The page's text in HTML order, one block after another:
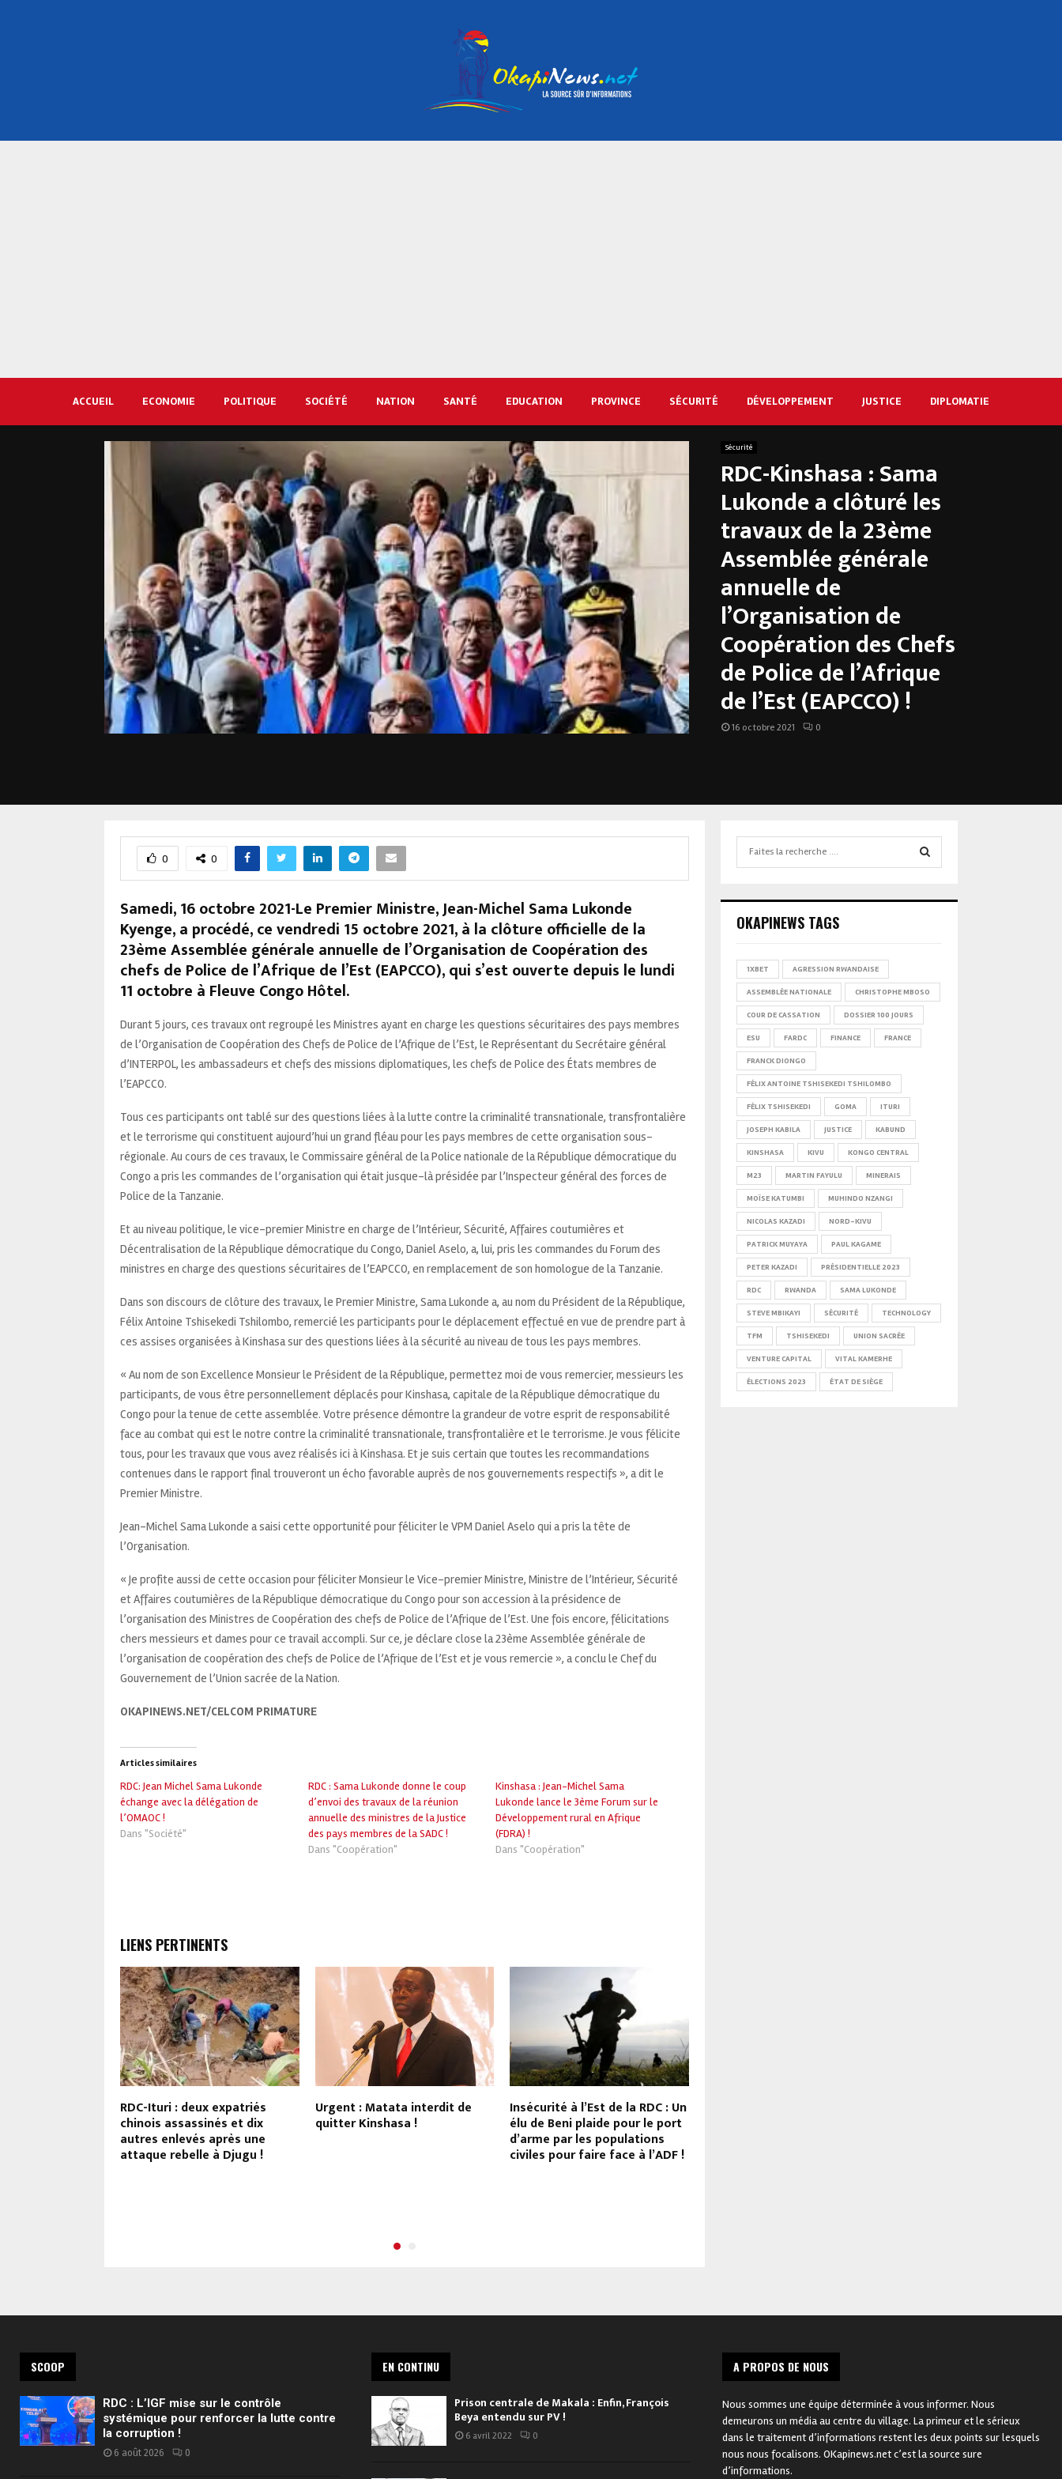
ACCUEIL ECONOMIE POLITIQUE SOCIÉTÉ NATION SANTÉ EDUCATION PROVINCE SÉCURITÉ DÉVELOPPEMENT JUSTICE DIPLOMATIE
Sécurité
RDC-Kinshasa : Sama
Lukonde a clôturé les
travaux de la 23ème
Assemblée générale
annuelle de
l’Organisation de
Coopération des Chefs
de Police de l’Afrique
de l’Est (EAPCCO) !
16 octobre 2021 0
0 0
Samedi, 16 octobre 2021-Le Premier Ministre, Jean-Michel Sama Lukonde
Kyenge, a procédé, ce vendredi 15 octobre 2021, à la clôture officielle de la
23ème Assemblée générale annuelle de l’Organisation de Coopération des
chefs de Police de l’Afrique de l’Est (EAPCCO), qui s’est ouverte depuis le lundi
11 octobre à Fleuve Congo Hôtel.
Durant 5 jours, ces travaux ont regroupé les Ministres ayant en charge les questions sécuritaires des pays membres
de l’Organisation de Coopération des Chefs de Police de l’Afrique de l’Est, le Représentant du Secrétaire général
d’INTERPOL, les ambassadeurs et chefs des missions diplomatiques, les chefs de Police des États membres de
l’EAPCCO.
Tous ces participants ont tablé sur des questions liées à la lutte contre la criminalité transnationale, transfrontalière
et le terrorisme qui constituent aujourd’hui un grand fléau pour les pays membres de cette organisation sous-
régionale. Au cours de ces travaux, le Commissaire général de la Police nationale de la République démocratique du
Congo a pris les commandes de l’organisation qui était jusque-là présidée par l’Inspecteur général des forces de
Police de la Tanzanie.
Et au niveau politique, le vice-premier Ministre en charge de l’Intérieur, Sécurité, Affaires coutumières et
Décentralisation de la République démocratique du Congo, Daniel Aselo, a, lui, pris les commandes du Forum des
ministres en charge des questions sécuritaires de l’EAPCCO, en remplacement de son homologue de la Tanzanie.
Dans son discours de clôture des travaux, le Premier Ministre, Sama Lukonde a, au nom du Président de la République,
Félix Antoine Tshisekedi Tshilombo, remercié les participants pour le déplacement effectué en vue de prendre part à
ces assises organisées à Kinshasa sur des questions liées à la sécurité au niveau de tous les pays membres.
« Au nom de son Excellence Monsieur le Président de la République, permettez moi de vous remercier, messieurs les
participants, de vous être personnellement déplacés pour Kinshasa, capitale de la République démocratique du
Congo pour la tenue de cette assemblée. Votre présence démontre la grandeur de votre esprit de responsabilité
face au combat qui est le notre contre la criminalité transnationale, transfrontalière et le terrorisme. Je vous félicite
tous, pour les travaux que vous avez réalisés ici à Kinshasa. Et je suis certain que toutes les recommandations
contenues dans le rapport final trouveront un écho favorable auprès de nos gouvernements respectifs », a dit le
Premier Ministre.
Jean-Michel Sama Lukonde a saisi cette opportunité pour féliciter le VPM Daniel Aselo qui a pris la tête de
l’Organisation.
« Je profite aussi de cette occasion pour féliciter Monsieur le Vice-premier Ministre, Ministre de l’Intérieur, Sécurité
et Affaires coutumières de la République démocratique du Congo pour son accession à la présidence de
l’organisation des Ministres de Coopération des chefs de Police de l’Afrique de l’Est. Une fois encore, félicitations
chers messieurs et dames pour ce travail accompli. Sur ce, je déclare close la 23ème Assemblée générale de
l’organisation de coopération des chefs de Police de l’Afrique de l’Est et je vous remercie », a conclu le Chef du
Gouvernement de l’Union sacrée de la Nation.
OKAPINEWS.NET/CELCOM PRIMATURE
Articles similaires
RDC: Jean Michel Sama Lukonde
échange avec la délégation de
l’OMAOC !
Dans "Société"
RDC : Sama Lukonde donne le coup
d’envoi des travaux de la réunion
annuelle des ministres de la Justice
des pays membres de la SADC !
Dans "Coopération"
Kinshasa : Jean-Michel Sama
Lukonde lance le 3ème Forum sur le
Développement rural en Afrique
(FDRA) !
Dans "Coopération"
LIENS PERTINENTS
RDC-Ituri : deux expatriés
chinois assassinés et dix
autres enlevés après une
attaque rebelle à Djugu !
Urgent : Matata interdit de
quitter Kinshasa !
Insécurité à l’Est de la RDC : Un
élu de Beni plaide pour le port
d’arme par les populations
civiles pour faire face à l’ADF !
OKAPINEWS TAGS
1XBET AGRESSION RWANDAISE
ASSEMBLÉE NATIONALE CHRISTOPHE MBOSO
COUR DE CASSATION DOSSIER 100 JOURS
ESU FARDC FINANCE FRANCE
FRANCK DIONGO
FÉLIX ANTOINE TSHISEKEDI TSHILOMBO
FÉLIX TSHISEKEDI GOMA ITURI
JOSEPH KABILA JUSTICE KABUND
KINSHASA KIVU KONGO CENTRAL
M23 MARTIN FAYULU MINERAIS
MOÏSE KATUMBI MUHINDO NZANGI
NICOLAS KAZADI NORD-KIVU
PATRICK MUYAYA PAUL KAGAME
PETER KAZADI PRÉSIDENTIELLE 2023
RDC RWANDA SAMA LUKONDE
STEVE MBIKAYI SÉCURITÉ TECHNOLOGY
TFM TSHISEKEDI UNION SACRÉE
VENTURE CAPITAL VITAL KAMERHE
ÉLECTIONS 2023 ÉTAT DE SIÈGE
SCOOP
RDC : L’IGF mise sur le contrôle
systémique pour renforcer la lutte contre
la corruption !
6 août 2026 0
EN CONTINU
Prison centrale de Makala : Enfin, François
Beya entendu sur PV !
6 avril 2022 0
A PROPOS DE NOUS
Nous sommes une équipe déterminée à vous informer. Nous
demeurons un média au centre du village. La primeur et le sérieux
dans le traitement d’informations restent les deux points sur lesquels
nous nous focalisons. OKapinews.net c’est la source sure
d’informations.